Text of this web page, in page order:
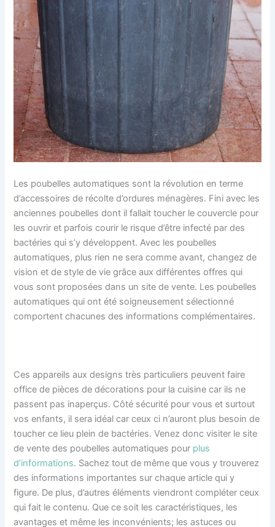
Les poubelles automatiques sont la révolution en terme
d’accessoires de récolte d’ordures ménagères. Fini avec les
anciennes poubelles dont il fallait toucher le couvercle pour
les ouvrir et parfois courir le risque d’être infecté par des
bactéries qui s’y développent. Avec les poubelles
automatiques, plus rien ne sera comme avant, changez de
vision et de style de vie grâce aux différentes offres qui
vous sont proposées dans un site de vente. Les poubelles
automatiques qui ont été soigneusement sélectionné
comportent chacunes des informations complémentaires.
Ces appareils aux designs très particuliers peuvent faire
office de pièces de décorations pour la cuisine car ils ne
passent pas inaperçus. Côté sécurité pour vous et surtout
vos enfants, il sera idéal car ceux ci n’auront plus besoin de
toucher ce lieu plein de bactéries. Venez donc visiter le site
de vente des poubelles automatiques pour plus
d’informations. Sachez tout de même que vous y trouverez
des informations importantes sur chaque article qui y
figure. De plus, d’autres éléments viendront compléter ceux
qui fait le contenu. Que ce soit les caractéristiques, les
avantages et même les inconvénients; les astuces ou